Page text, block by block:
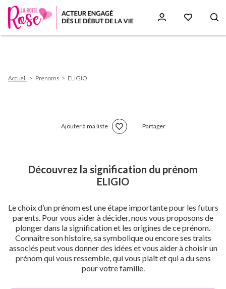
d'Ariane
Accueil Prenoms ELIGIO
Ajouter à ma liste Partager
Découvrez la signification du prénom
ELIGIO
Le choix d’un prénom est une étape importante pour les futurs
parents. Pour vous aider à décider, nous vous proposons de
plonger dans la signification et les origines de ce prénom.
Connaître son histoire, sa symbolique ou encore ses traits
associés peut vous donner des idées et vous aider à choisir un
prénom qui vous ressemble, qui vous plaît et qui a du sens
pour votre famille.